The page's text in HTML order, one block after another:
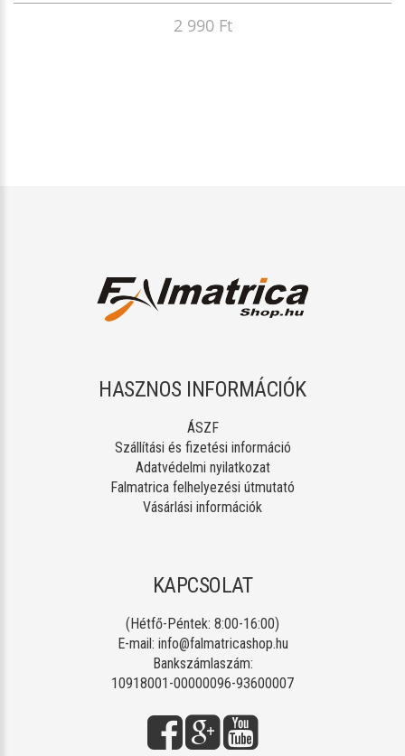
2 990 Ft
HASZNOS INFORMÁCIÓK
ÁSZF
Szállítási és fizetési információ
Adatvédelmi nyilatkozat
Falmatrica felhelyezési útmutató
Vásárlási információk
KAPCSOLAT
(Hétfő-Péntek: 8:00-16:00)
E-mail: info@falmatricashop.hu
Bankszámlaszám:
10918001-00000096-93600007